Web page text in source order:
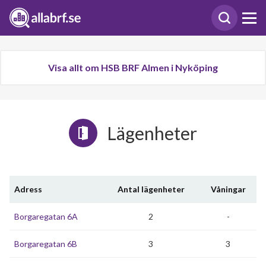
Visa allt om HSB BRF Almen i Nyköping
Lägenheter
Adress Antal lägenheter Våningar
Borgaregatan 6A 2 -
Borgaregatan 6B 3 3